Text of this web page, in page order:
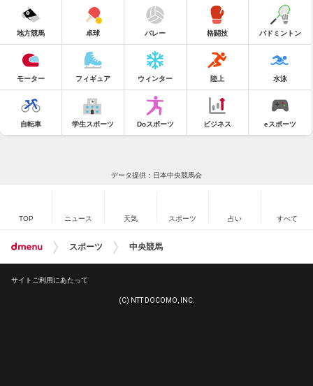
地方競馬 卓球 バレー 格闘技 バドミントン
モーター フィギュア ウィンター 陸上 水泳
自転車 学生スポーツ Doスポーツ ビジネス eスポーツ
データ提供：日本中央競馬会
TOP ニュース 天気 スポーツ 占い すべて
スポーツ 中央競馬
サイトご利用にあたって
(C) NTT DOCOMO, INC.